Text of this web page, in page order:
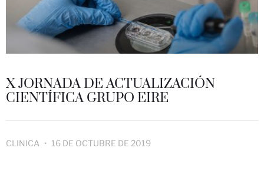
X JORNADA DE ACTUALIZACIÓN
CIENTÍFICA GRUPO EIRE
CLINICA 16 DE OCTUBRE DE 2019